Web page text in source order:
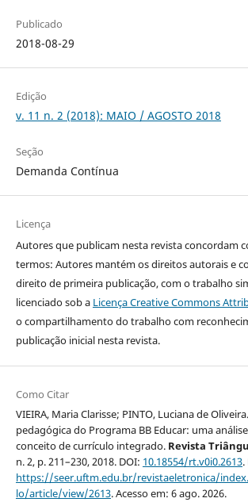
Publicado
2018-08-29
Edição
v. 11 n. 2 (2018): MAIO / AGOSTO 2018
Seção
Demanda Contínua
Licença
Autores que publicam nesta revista concordam
termos: Autores mantém os direitos autorais e
direito de primeira publicação, com o trabalho
licenciado sob a Licença Creative Commons
o compartilhamento do trabalho com
publicação inicial nesta revista.
Como Citar
VIEIRA, Maria Clarisse; PINTO, Luciana de
pedagógica do Programa BB Educar: uma
conceito de currículo integrado. Revista
n. 2, p. 211–230, 2018. DOI: 10.18554/rt.v0i0.2613.
https://seer.uftm.edu.br/revistaeletronica/
lo/article/view/2613. Acesso em: 6 ago. 2026.